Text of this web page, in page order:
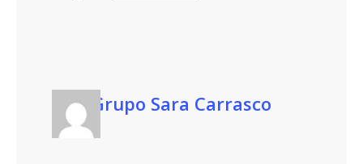
Grupo Sara Carrasco